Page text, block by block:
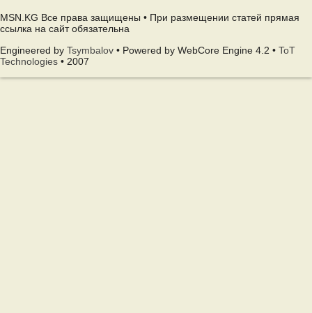
MSN.KG Все права защищены • При размещении статей прямая
ссылка на сайт обязательна
Engineered by Tsymbalov • Powered by WebCore Engine 4.2 • ToT
Technologies • 2007